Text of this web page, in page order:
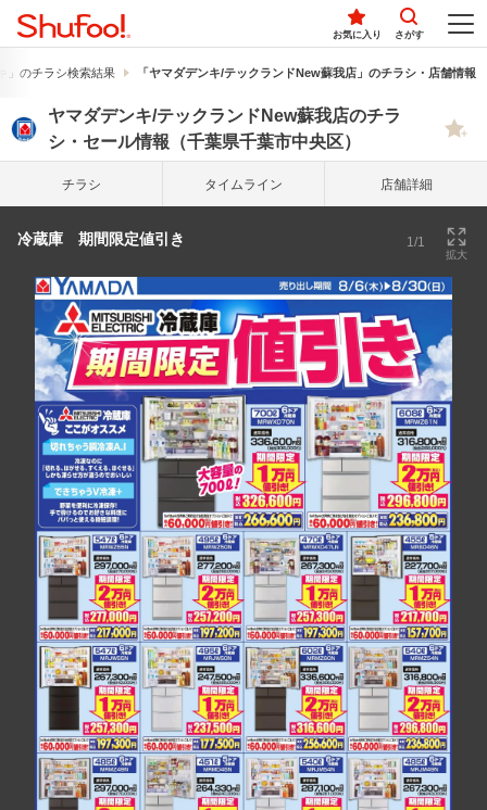
お気に入り さがす
」のチラシ検索結果 「ヤマダデンキ/テックランドNew蘇我店」のチラシ・店舗情報
ヤマダデンキ/テックランドNew蘇我店のチラ
シ・セール情報（千葉県千葉市中央区）
チラシ タイム ライン 店舗詳細
冷蔵庫 期間限定値引き 1/1
拡大